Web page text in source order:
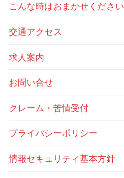
こんな時はおまかせください
交通アクセス
求人案内
お問い合せ
クレーム・苦情受付
プライバシーポリシー
情報セキュリティ基本方針